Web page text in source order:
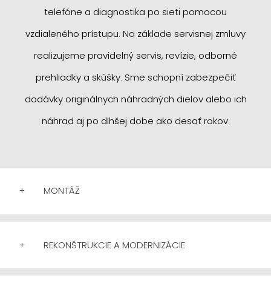
telefóne a diagnostika po sieti pomocou
vzdialeného prístupu. Na základe servisnej zmluvy
realizujeme pravidelný servis, revízie, odborné
prehliadky a skúšky. Sme schopní zabezpečiť
dodávky originálnych náhradných dielov alebo ich
náhrad aj po dlhšej dobe ako desať rokov.
+ MONTÁŽ
+ REKONŠTRUKCIE A MODERNIZÁCIE